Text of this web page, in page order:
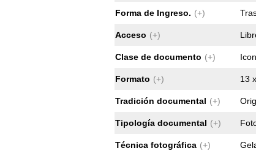
Forma de Ingreso. (+)
Acceso (+)
Clase de documento (+)
Formato (+) 13
Tradición documental (+)
Tipología documental (+)
Técnica fotográfica (+)